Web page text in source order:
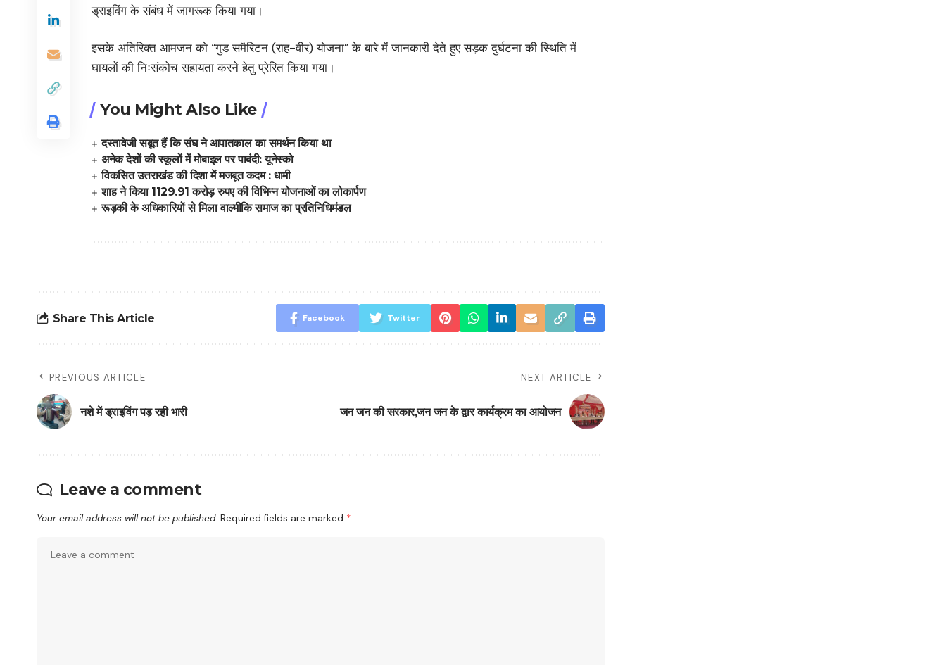
ड्राइविंग के संबंध में जागरूक किया गया।
इसके अतिरिक्त आमजन को “गुड समैरिटन (राह-वीर) योजना” के बारे में जानकारी देते हुए सड़क दुर्घटना की स्थिति में
घायलों की निःसंकोच सहायता करने हेतु प्रेरित किया गया।
You Might Also Like
दस्तावेजी सबूत हैं कि संघ ने आपातकाल का समर्थन किया था
अनेक देशों की स्कूलों में मोबाइल पर पाबंदी: यूनेस्को
विकसित उत्तराखंड की दिशा में मजबूत कदम : धामी
शाह ने किया 1129.91 करोड़ रुपए की विभिन्न योजनाओं का लोकार्पण
रूड़की के अधिकारियों से मिला वाल्मीकि समाज का प्रतिनिधिमंडल
Share This Article Facebook Twitter
PREVIOUS ARTICLE
नशे में ड्राइविंग पड़ रही भारी
NEXT ARTICLE
जन जन की सरकार,जन जन के द्वार कार्यक्रम का आयोजन
Leave a comment
Your email address will not be published. Required fields are marked *